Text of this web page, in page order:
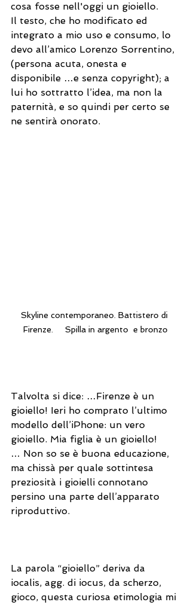
cosa fosse nell'oggi un gioiello.
Il testo, che ho modificato ed
integrato a mio uso e consumo, lo
devo all’amico Lorenzo Sorrentino,
(persona acuta, onesta e
disponibile …e senza copyright); a
lui ho sottratto l’idea, ma non la
paternità, e so quindi per certo se
ne sentirà onorato.
Skyline contemporaneo. Battistero di
Firenze.     Spilla in argento  e bronzo
Talvolta si dice: …Firenze è un
gioiello! Ieri ho comprato l’ultimo
modello dell’iPhone: un vero
gioiello. Mia figlia è un gioiello!
… Non so se è buona educazione,
ma chissà per quale sottintesa
preziosità i gioielli connotano
persino una parte dell’apparato
riproduttivo.
La parola “gioiello” deriva da
iocalis, agg. di iocus, da scherzo,
gioco, questa curiosa etimologia mi